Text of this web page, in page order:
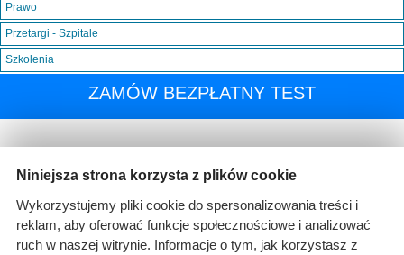
Prawo
Przetargi - Szpitale
Szkolenia
ZAMÓW BEZPŁATNY TEST
Niniejsza strona korzysta z plików cookie
Wykorzystujemy pliki cookie do spersonalizowania treści i
reklam, aby oferować funkcje społecznościowe i analizować
ruch w naszej witrynie. Informacje o tym, jak korzystasz z